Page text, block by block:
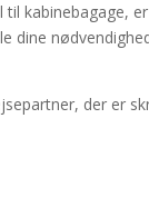
kabinebagage,
dine
der er